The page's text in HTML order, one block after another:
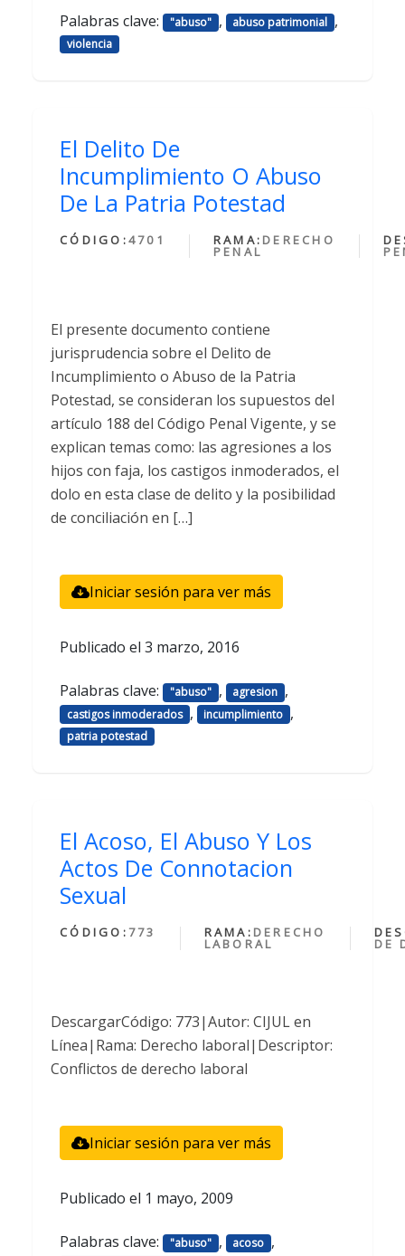
Palabras clave: "abuso" , abuso patrimonial ,
violencia
El Delito De
Incumplimiento O Abuso
De La Patria Potestad
CÓDIGO:4701 RAMA: DERECHO
PENAL
El presente documento contiene
jurisprudencia sobre el Delito de
Incumplimiento o Abuso de la Patria
Potestad, se consideran los supuestos del
artículo 188 del Código Penal Vigente, y se
explican temas como: las agresiones a los
hijos con faja, los castigos inmoderados, el
dolo en esta clase de delito y la posibilidad
de conciliación en […]
Iniciar sesión para ver más
Publicado el 3 marzo, 2016
Palabras clave: "abuso" , agresion ,
castigos inmoderados , incumplimiento ,
patria potestad
El Acoso, El Abuso Y Los
Actos De Connotacion
Sexual
CÓDIGO: 773 RAMA: DERECHO
LABORAL DE
DescargarCódigo: 773|Autor: CIJUL en
Línea|Rama: Derecho laboral|Descriptor:
Conflictos de derecho laboral
Iniciar sesión para ver más
Publicado el 1 mayo, 2009
Palabras clave: "abuso" , acoso ,